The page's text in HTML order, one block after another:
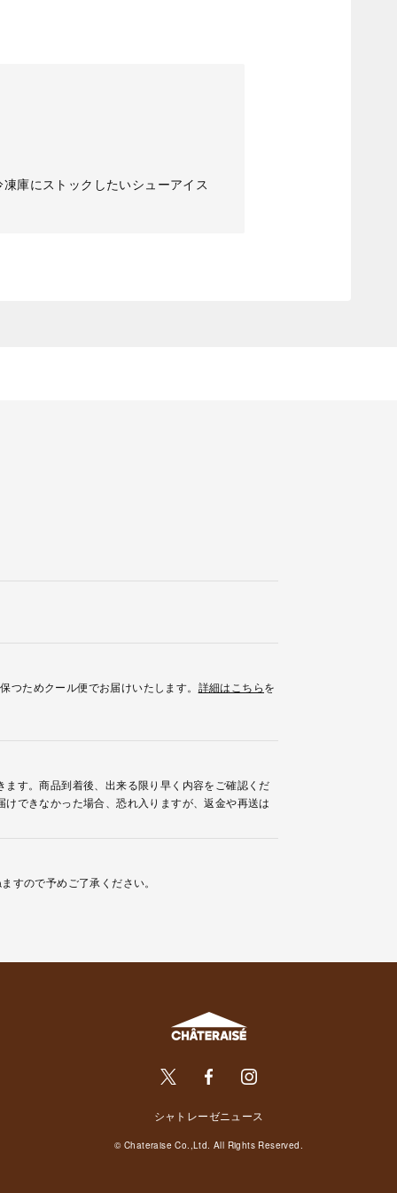
庫にストックしたいシューアイス
ためクール便でお届けいたします。 詳細はこちらを
す。商品到着後、出来る限り早く内容をご確認くだ
できなかった場合、恐れ入りますが、返金や再送は
すので予めご了承ください。
シャトレーゼニュース
© Chateraise Co.,Ltd. All Rights Reserved.